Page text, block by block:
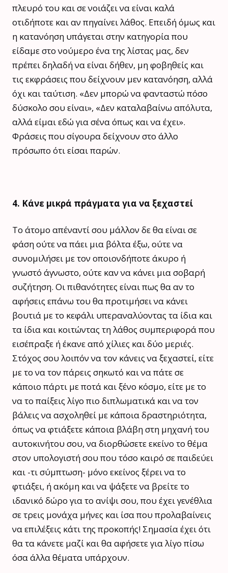
πλευρό του και σε νοιάζει να είναι καλά
οτιδήποτε και αν πηγαίνει λάθος. Επειδή όμως και
η κατανόηση υπάγεται στην κατηγορία που
είδαμε στο νούμερο ένα της λίστας μας, δεν
πρέπει δηλαδή να είναι δήθεν, μη φοβηθείς και
τις εκφράσεις που δείχνουν μεν κατανόηση, αλλά
όχι και ταύτιση. «Δεν μπορώ να φανταστώ πόσο
δύσκολο σου είναι», «Δεν καταλαβαίνω απόλυτα,
αλλά είμαι εδώ για σένα όπως και να έχει».
Φράσεις που σίγουρα δείχνουν στο άλλο
πρόσωπο ότι είσαι παρών.
4. Κάνε μικρά πράγματα για να ξεχαστεί
Το άτομο απέναντί σου μάλλον δε θα είναι σε
φάση ούτε να πάει μια βόλτα έξω, ούτε να
συνομιλήσει με τον οποιονδήποτε άκυρο ή
γνωστό άγνωστο, ούτε καν να κάνει μια σοβαρή
συζήτηση. Οι πιθανότητες είναι πως θα αν το
αφήσεις επάνω του θα προτιμήσει να κάνει
βουτιά με το κεφάλι υπεραναλύοντας τα ίδια και
τα ίδια και κοιτώντας τη λάθος συμπεριφορά που
εισέπραξε ή έκανε από χίλιες και δύο μεριές.
Στόχος σου λοιπόν να τον κάνεις να ξεχαστεί, είτε
με το να τον πάρεις σηκωτό και να πάτε σε
κάποιο πάρτι με ποτά και ξένο κόσμο, είτε με το
να το παίξεις λίγο πιο διπλωματικά και να τον
βάλεις να ασχοληθεί με κάποια δραστηριότητα,
όπως να φτιάξετε κάποια βλάβη στη μηχανή του
αυτοκινήτου σου, να διορθώσετε εκείνο το θέμα
στον υπολογιστή σου που τόσο καιρό σε παιδεύει
και -τι σύμπτωση- μόνο εκείνος ξέρει να το
φτιάξει, ή ακόμη και να ψάξετε να βρείτε το
ιδανικό δώρο για το ανίψι σου, που έχει γενέθλια
σε τρεις μονάχα μήνες και ίσα που προλαβαίνεις
να επιλέξεις κάτι της προκοπής! Σημασία έχει ότι
θα τα κάνετε μαζί και θα αφήσετε για λίγο πίσω
όσα άλλα θέματα υπάρχουν.